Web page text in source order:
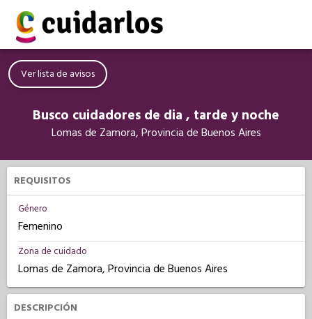
Ver lista de avisos
Busco cuidadores de dia , tarde y noche
Lomas de Zamora, Provincia de Buenos Aires
REQUISITOS
Género
Femenino
Zona de cuidado
Lomas de Zamora, Provincia de Buenos Aires
DESCRIPCIÓN